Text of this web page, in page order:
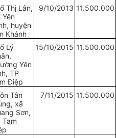
Thị Lân,
Yên
huyện
Khánh
9/10/2013 11.500.000
Lý
Yên
TP
Điệp
15/10/2015 11.500.000
Tân
xã
Sơn,
Tam
7/11/2015 11.500.000